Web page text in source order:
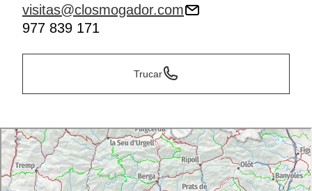
visitas@closmogador.com
977 839 171
Trucar